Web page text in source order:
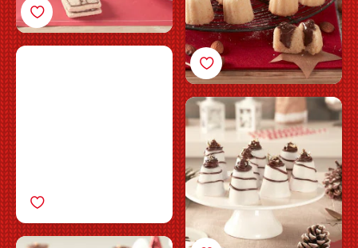
Vanilje-semifreddo med
Nutella®